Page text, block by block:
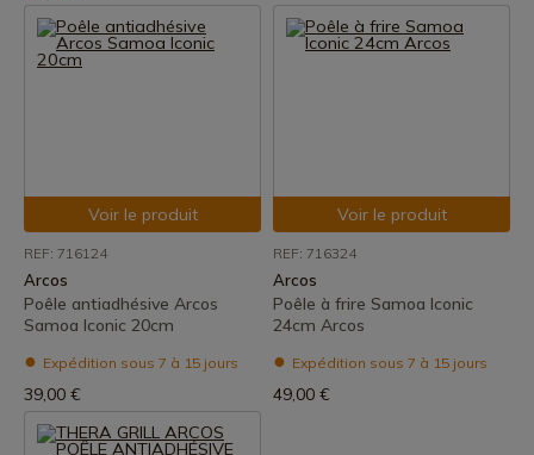
Voir le produit
REF: 716124
Arcos
Poêle antiadhésive Arcos
Samoa Iconic 20cm
Expédition sous 7 à 15 jours
39,00 €
Voir le produit
REF: 716324
Arcos
Poêle à frire Samoa Iconic
24cm Arcos
Expédition sous 7 à 15 jours
49,00 €